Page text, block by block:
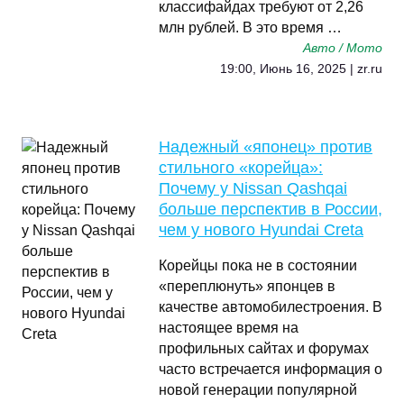
классифайдах требуют от 2,26
млн рублей. В это время …
Авто / Мото
19:00, Июнь 16, 2025 | zr.ru
Надежный «японец» против
стильного «корейца»:
Почему у Nissan Qashqai
больше перспектив в России,
чем у нового Hyundai Creta
Корейцы пока не в состоянии
«переплюнуть» японцев в
качестве автомобилестроения. В
настоящее время на
профильных сайтах и форумах
часто встречается информация о
новой генерации популярной